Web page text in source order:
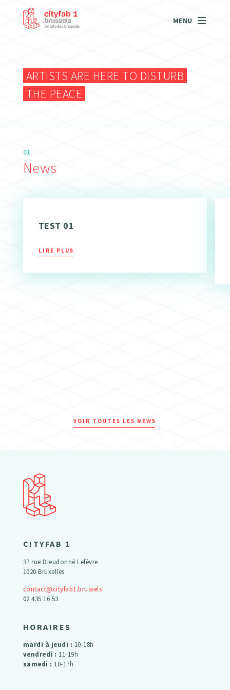
MENU
ARTISTS ARE HERE TO DISTURB
THE PEACE
01
News
TEST 01
LIRE PLUS
VOIR TOUTES LES NEWS
CITYFAB 1
37 rue Dieudonné Lefèvre
1020 Bruxelles
contact@cityfab1.brussels
02 435 16 53
HORAIRES
mardi à jeudi : 10-18h
vendredi : 11-19h
samedi : 10-17h